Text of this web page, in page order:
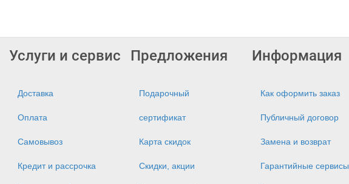
Услуги и сервис
Доставка
Оплата
Самовывоз
Кредит и рассрочка
Предложения
Подарочный
сертификат
Карта скидок
Скидки, акции
Информация
Как оформить заказ
Публичный договор
Замена и возврат
Гарантийные сервисы